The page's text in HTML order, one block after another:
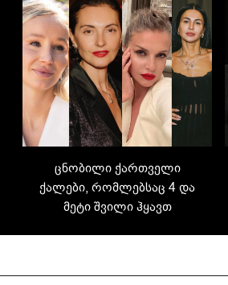
ცნობილი ქართველი
ქალები, რომლებსაც 4 და
მეტი შვილი ჰყავთ